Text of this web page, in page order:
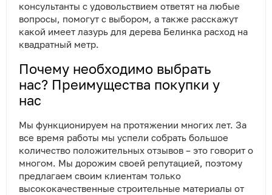
консультанты с удовольствием ответят на любые
вопросы, помогут с выбором, а также расскажут
какой имеет лазурь для дерева Белинка расход на
квадратный метр.
Почему необходимо выбрать
нас? Преимущества покупки у
нас
Мы функционируем на протяжении многих лет. За
все время работы мы успели собрать большое
количество положительных отзывов – это говорит о
многом. Мы дорожим своей репутацией, поэтому
предлагаем своим клиентам только
высококачественные строительные материалы от